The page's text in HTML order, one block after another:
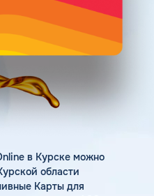
в Курске можно
области
Карты для